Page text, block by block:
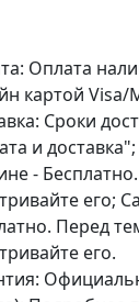
Оплата
картой Visa/
Сроки
и
-
его;
Перед
его.